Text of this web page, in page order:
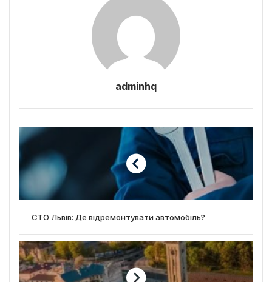
adminhq
СТО Львів: Де відремонтувати автомобіль?